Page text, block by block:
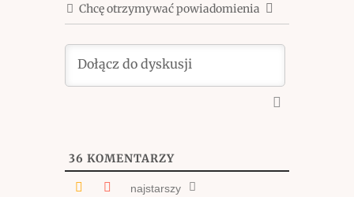
Chcę otrzymywać powiadomienia
36 KOMENTARZY
najstarszy